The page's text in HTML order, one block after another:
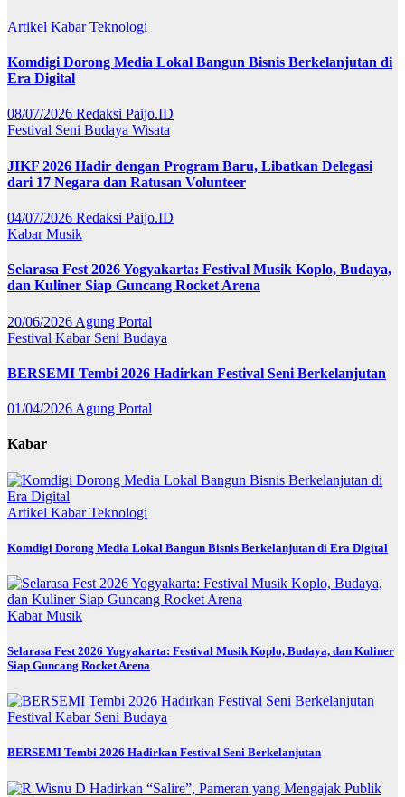
Artikel KabarTeknologi
Komdigi Dorong Media Lokal Bangun Bisnis Berkelanjutan di
Era Digital
08/07/2026 Redaksi Paijo.ID
Festival Seni Budaya Wisata
JIKF 2026 Hadir dengan Program Baru, Libatkan Delegasi
dari 17 Negara dan Ratusan Volunteer
04/07/2026 Redaksi Paijo.ID
KabarMusik
Selarasa Fest 2026 Yogyakarta: Festival Musik Koplo, Budaya,
dan Kuliner Siap Guncang Rocket Arena
20/06/2026 Agung Portal
Festival Kabar Seni Budaya
BERSEMI Tembi 2026 Hadirkan Festival Seni Berkelanjutan
01/04/2026 Agung Portal
Kabar
Artikel KabarTeknologi
Komdigi Dorong Media Lokal Bangun Bisnis Berkelanjutan di Era Digital
KabarMusik
Selarasa Fest 2026 Yogyakarta: Festival Musik Koplo, Budaya, dan Kuliner
Siap Guncang Rocket Arena
Festival Kabar Seni Budaya
BERSEMI Tembi 2026 Hadirkan Festival Seni Berkelanjutan